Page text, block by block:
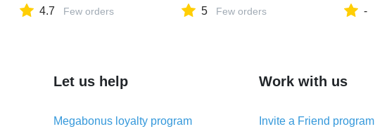
4.7 Few orders 5 Few orders -
Let us help
Megabonus loyalty program
Work with us
Invite a Friend program